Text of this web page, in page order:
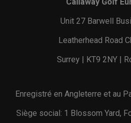
Callaway Golf
Unit 27 Barwell
Leatherhead Road
Surrey | KT9 2NY |
Enregistré en Angleterre et au
Siège social: 1 Blossom Yard,